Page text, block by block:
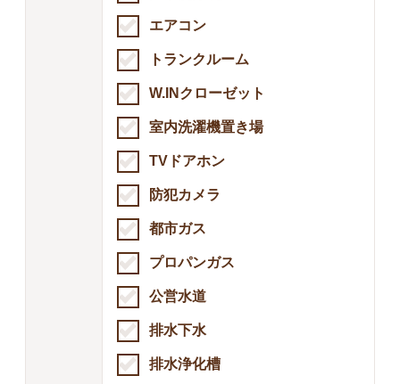
エアコン
トランクルーム
W.INクローゼット
室内洗濯機置き場
TVドアホン
防犯カメラ
都市ガス
プロパンガス
公営水道
排水下水
排水浄化槽